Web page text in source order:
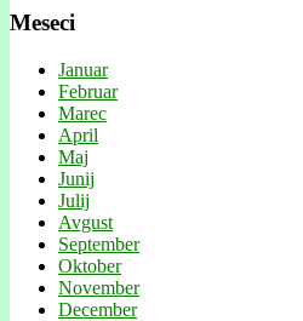
Meseci
Januar
Februar
Marec
April
Maj
Junij
Julij
Avgust
September
Oktober
November
December